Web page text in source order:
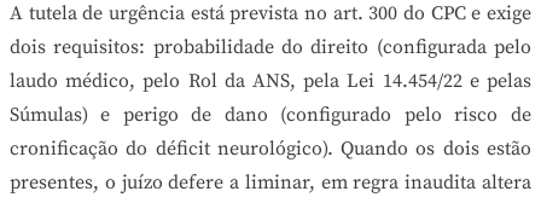
A tutela de urgência está prevista no art. 300 do CPC e exige
dois requisitos: probabilidade do direito (configurada pelo
laudo médico, pelo Rol da ANS, pela Lei 14.454/22 e pelas
Súmulas) e perigo de dano (configurado pelo risco de
cronificação do déficit neurológico). Quando os dois estão
presentes, o juízo defere a liminar, em regra inaudita altera